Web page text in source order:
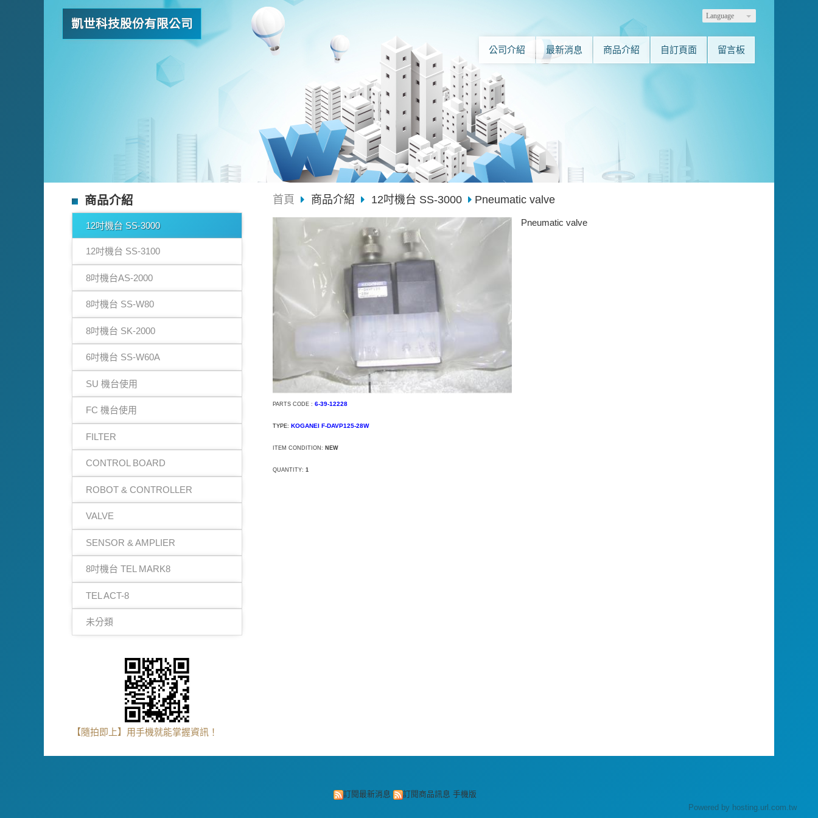
Language
凱世科技股份有限公司
公司介紹 最新消息 商品介紹 自訂頁面 留言板
商品介紹
12吋機台 SS-3000
12吋機台 SS-3100
8吋機台AS-2000
8吋機台 SS-W80
8吋機台 SK-2000
6吋機台 SS-W60A
SU 機台使用
FC 機台使用
FILTER
CONTROL BOARD
ROBOT & CONTROLLER
VALVE
SENSOR & AMPLIER
8吋機台 TEL MARK8
TEL ACT-8
未分類
【隨拍即上】用手機就能掌握資訊！
首頁 商品介紹 12吋機台 SS-3000 Pneumatic valve
Pneumatic valve
PARTS CODE : 6-39-12228
TYPE: KOGANEI F-DAVP125-28W
ITEM CONDITION: NEW
QUANTITY: 1
訂閱最新消息 訂閱商品訊息 手機版
Powered by hosting.url.com.tw